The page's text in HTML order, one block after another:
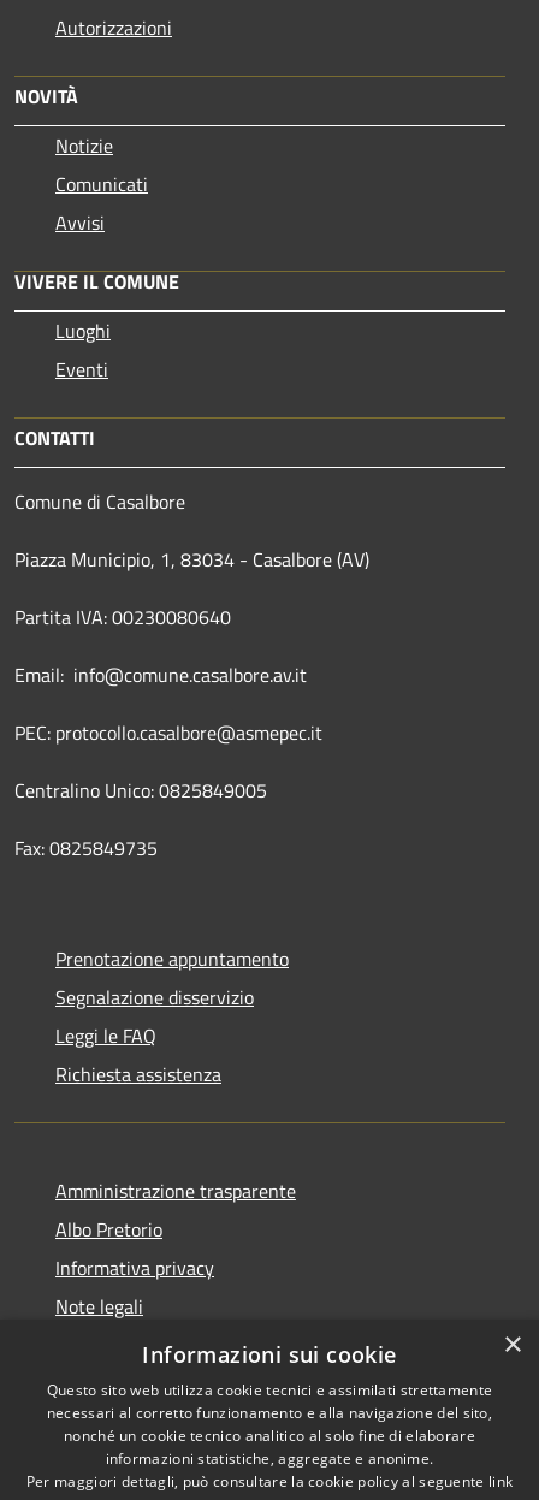
Autorizzazioni
NOVITÀ
Notizie
Comunicati
Avvisi
VIVERE IL COMUNE
Luoghi
Eventi
CONTATTI
Comune di Casalbore
Piazza Municipio, 1, 83034 - Casalbore (AV)
Partita IVA: 00230080640
Email: info@comune.casalbore.av.it
PEC: protocollo.casalbore@asmepec.it
Centralino Unico: 0825849005
Fax: 0825849735
Prenotazione appuntamento
Segnalazione disservizio
Leggi le FAQ
Richiesta assistenza
Amministrazione trasparente
Albo Pretorio
Informativa privacy
Note legali
Dichiarazione di accessibilità
Copyright © 2026 • Comune di
×
Informazioni sui cookie
Questo sito web utilizza cookie tecnici e assimilati strettamente
necessari al corretto funzionamento e alla navigazione del sito,
nonché un cookie tecnico analitico al solo fine di elaborare
informazioni statistiche, aggregate e anonime.
Per maggiori dettagli, può consultare la cookie policy al seguente link